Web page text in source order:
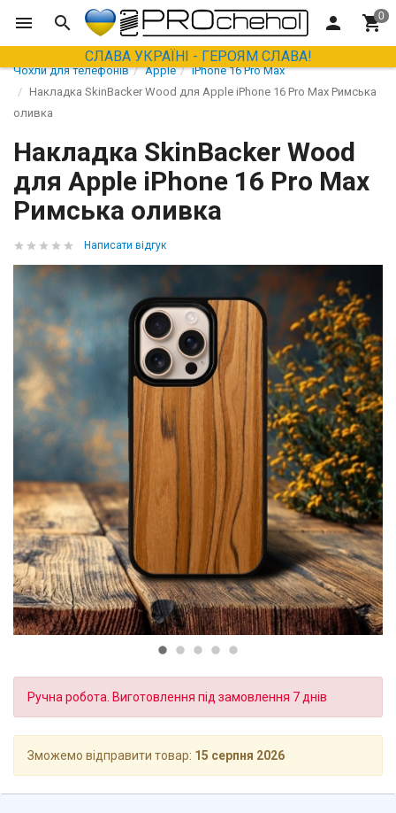
СЛАВА УКРАЇНІ - ГЕРОЯМ СЛАВА!
Чохли для телефонів Apple
iPhone 16 Pro Max
Накладка SkinBacker Wood для Apple iPhone 16 Pro Max Римська
оливка
Накладка SkinBacker Wood
для Apple iPhone 16 Pro Max
Римська оливка
Написати відгук
Ручна робота. Виготовлення під замовлення 7 днів
Зможемо відправити товар: 15 серпня 2026